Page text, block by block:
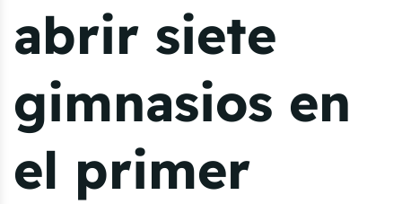
abrir siete
gimnasios en
el primer